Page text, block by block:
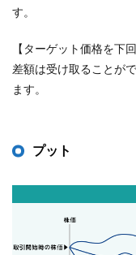
す。
【ターゲット価格を下
差額は受け取ることが
ます。
プット